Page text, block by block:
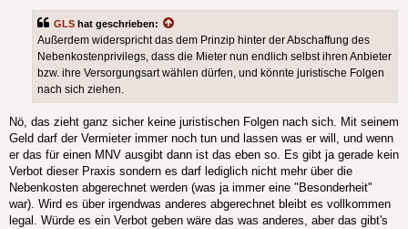
GLS hat geschrieben:
Außerdem widerspricht das dem Prinzip hinter der Abschaffung des
Nebenkostenprivilegs, dass die Mieter nun endlich selbst ihren Anbieter
bzw. ihre Versorgungsart wählen dürfen, und könnte juristische Folgen
nach sich ziehen.
Nö, das zieht ganz sicher keine juristischen Folgen nach sich. Mit seinem
Geld darf der Vermieter immer noch tun und lassen was er will, und wenn
er das für einen MNV ausgibt dann ist das eben so. Es gibt ja gerade kein
Verbot dieser Praxis sondern es darf lediglich nicht mehr über die
Nebenkosten abgerechnet werden (was ja immer eine "Besonderheit"
war). Wird es über irgendwas anderes abgerechnet bleibt es vollkommen
legal. Würde es ein Verbot geben wäre das was anderes, aber das gibt's